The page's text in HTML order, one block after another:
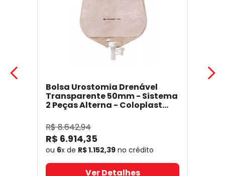
Bolsa Urostomia Drenável
Transparente 50mm - Sistema
2 Peças Alterna - Coloplast
R$8.642,94
R$ 6.914,35
ou 6x de R$1.152,39 no crédito
Ver Detalhes